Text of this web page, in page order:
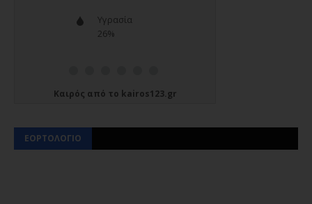
Καιρός από το kairos123.gr
ΕΟΡΤΟΛΟΓΙΟ